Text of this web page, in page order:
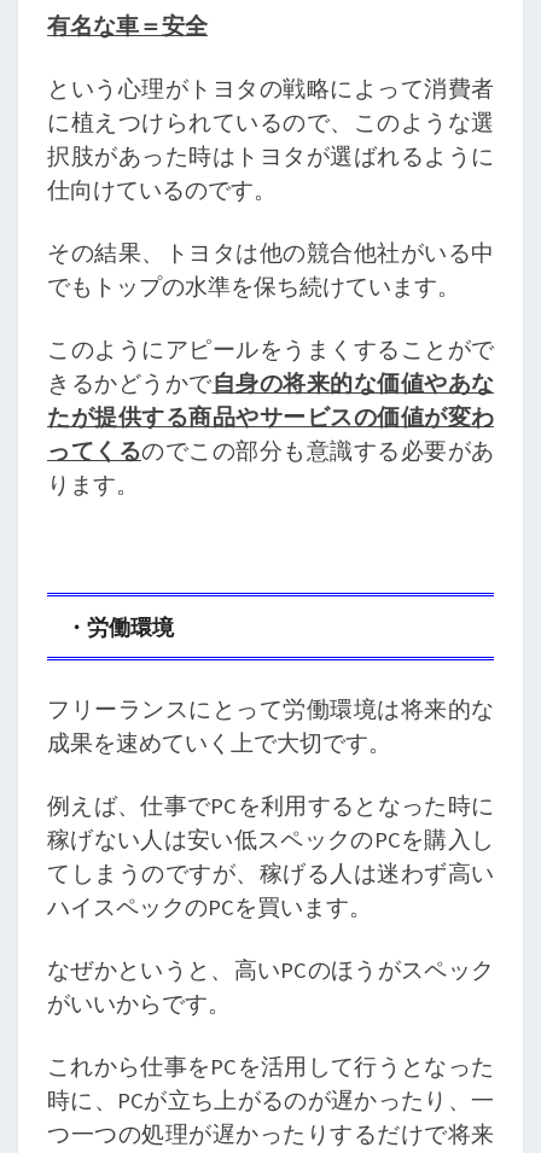
有名な車＝安全
という心理がトヨタの戦略によって消費者
に植えつけられているので、このような選
択肢があった時はトヨタが選ばれるように
仕向けているのです。
その結果、トヨタは他の競合他社がいる中
でもトップの水準を保ち続けています。
このようにアピールをうまくすることがで
きるかどうかで自身の将来的な価値やあな
たが提供する商品やサービスの価値が変わ
ってくるのでこの部分も意識する必要があ
ります。
・労働環境
フリーランスにとって労働環境は将来的な
成果を速めていく上で大切です。
例えば、仕事でPCを利用するとなった時に
稼げない人は安い低スペックのPCを購入し
てしまうのですが、稼げる人は迷わず高い
ハイスペックのPCを買います。
なぜかというと、高いPCのほうがスペック
がいいからです。
これから仕事をPCを活用して行うとなった
時に、PCが立ち上がるのが遅かったり、一
つ一つの処理が遅かったりするだけで将来